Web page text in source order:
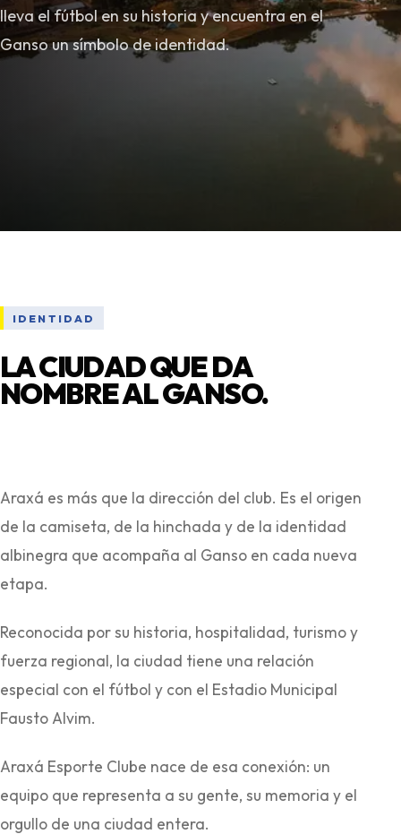
lleva el fútbol en su historia y encuentra en el
Ganso un símbolo de identidad.
IDENTIDAD
LA CIUDAD QUE DA
NOMBRE AL GANSO.
Araxá es más que la dirección del club. Es el origen
de la camiseta, de la hinchada y de la identidad
albinegra que acompaña al Ganso en cada nueva
etapa.
Reconocida por su historia, hospitalidad, turismo y
fuerza regional, la ciudad tiene una relación
especial con el fútbol y con el Estadio Municipal
Fausto Alvim.
Araxá Esporte Clube nace de esa conexión: un
equipo que representa a su gente, su memoria y el
orgullo de una ciudad entera.